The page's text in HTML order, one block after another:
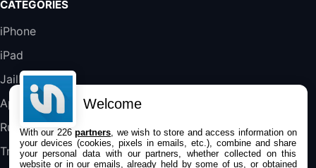
45,98€
CATÉGORIES
iPhone
iPad
Jailbreak
Applications
Rumeurs
Trucs & astuces
Welcome
With our 226partners , we wish to store and access information on
your devices (cookies, pixels in emails, etc.), combine and share
your personal data with our partners, whether collected on this
website or in our emails, already held by some of us, or obtained